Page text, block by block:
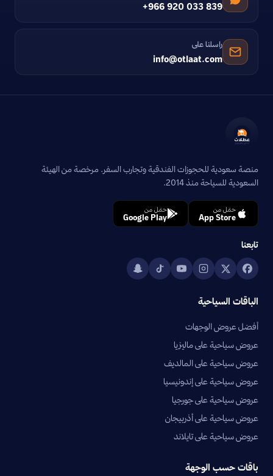
+966 920 033 839
راسلنا على
info@otlaat.com
منصة سعودية للحجوزات الفندقية وتجارب السفر. مرخصة من الهيئة
السعودية للسياحة منذ 2014.
حمّل من
App Store
حمّل من
Google Play
تابعنا
الباقات السياحية
أفضل عروض الوجهات
عروض سياحية على ماليزيا
عروض سياحية على المالديف
عروض سياحية على إندونيسيا
عروض سياحية على جورجيا
عروض سياحية على أذربيجان
عروض سياحية على تايلاند
باقات حسب الوجهة